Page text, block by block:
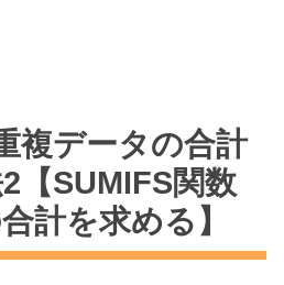
複データの合計
【SUMIFS関数
計を求める】